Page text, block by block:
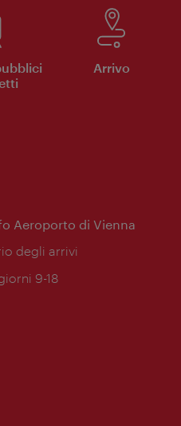
Arrivo
Aeroporto di Vienna
degli arrivi
9-18